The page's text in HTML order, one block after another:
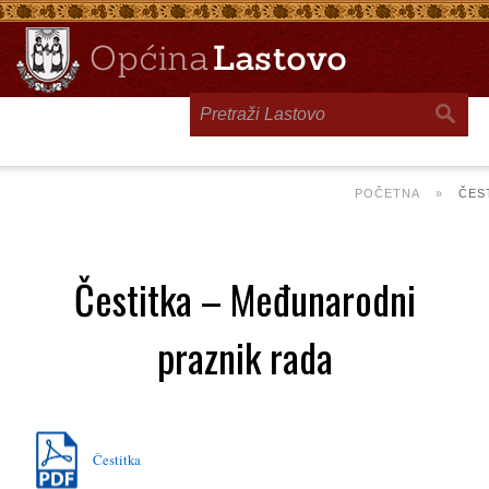
POČETNA »
Čestitka – Međunarodni
praznik rada
Čestitka